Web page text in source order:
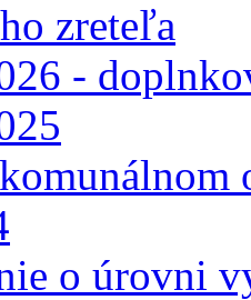
zreteľa
-
o úrovni